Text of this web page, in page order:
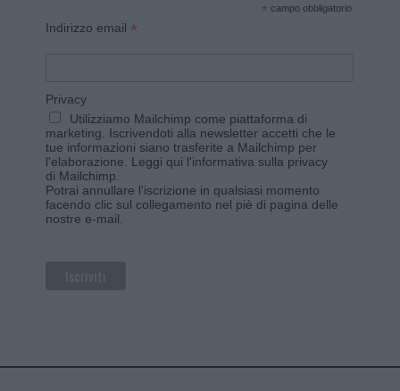
* campo obbligatorio
Indirizzo email *
Privacy
Utilizziamo Mailchimp come piattaforma di
marketing. Iscrivendoti alla newsletter accetti che le
tue informazioni siano trasferite a Mailchimp per
l'elaborazione. Leggi qui l'informativa sulla privacy
di Mailchimp
Potrai annullare l'iscrizione in qualsiasi momento
facendo clic sul collegamento nel piè di pagina delle
nostre e-mail.